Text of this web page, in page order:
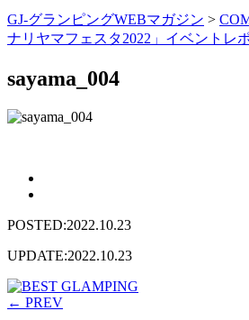
GJ-グランピングWEBマガジン >
ナリヤマフェスタ2022」イベントレ
sayama_004
POSTED:2022.10.23
UPDATE:2022.10.23
← PREV